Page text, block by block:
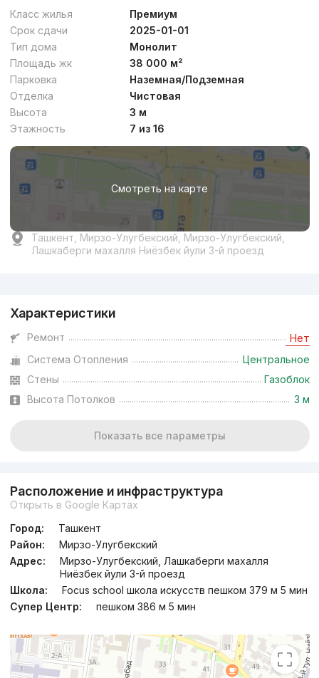
от /м²
Сдан 2025,Shinam
ЖК «Shinam»
+998 (99) 853...
Комфорт
от21 млн сум/м²
Сдан 2021
ЖК «Grand Akkurgan Resident»
Класс жилья
Премиум
Срок сдачи
2025-01-01
Тип дома
Монолит
Площадь жк
38 000 м²
Парковка
Наземная/Подземная
Отделка
Чистовая
Высота
3 м
Этажность
7 из 16
Смотреть на карте
Ташкент, Мирзо-Улугбекский, Мирзо-Улугбекский,
Лашкаберги махалля Ниёзбек йули 3-й проезд
Характеристики
Ремонт Нет
Система Отопления
Центральное
Стены
Газоблок
Высота Потолков
3 м
Показать все параметры
Расположение и инфраструктура
Открыть в Google Картах
Город:
Ташкент
Район:
Мирзо-Улугбекский
Адрес:
Мирзо-Улугбекский, Лашкаберги махалля
Ниёзбек йули 3-й проезд
Школа:
Focus school школа искусств пешком 379 м 5 мин
Супер Центр:
пешком 386 м 5 мин